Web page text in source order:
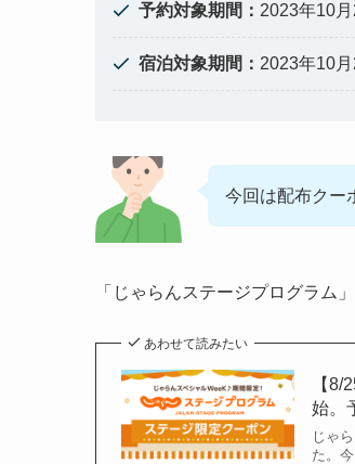
予約対象期間： 2023年10
宿泊対象期間： 2023年10
今回は配布クー
「じゃらんステージプログラム
あわせて読みたい
【
始。
じゃ
た。